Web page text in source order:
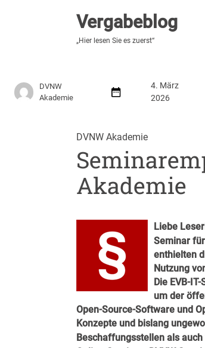
Vergabeblog
„Hier lesen Sie es zuerst“
Vergabeblog
„Fundiert, praxisnah, kontrovers“
DVNW
Akademie
4. März
2026
DVNW Akademie
Akademie
Liebe
Seminar
enthielten
Nutzung
Die EVB-
um der
Open-Source-Software und
Konzepte und bislang
Beschaffungsstellen als